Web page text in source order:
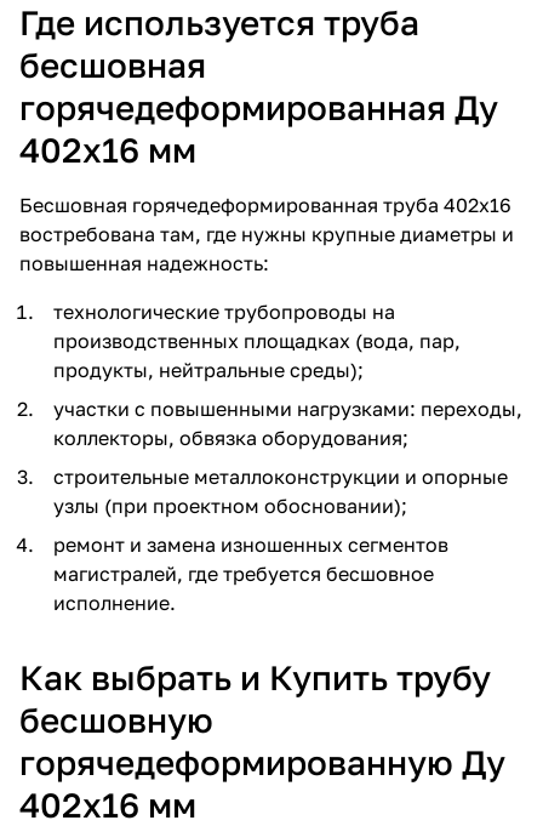
Где используется труба
бесшовная
горячедеформированная Ду
402х16 мм
Бесшовная горячедеформированная труба 402х16
востребована там, где нужны крупные диаметры и
повышенная надежность:
технологические трубопроводы на
производственных площадках (вода, пар,
продукты, нейтральные среды);
участки с повышенными нагрузками: переходы,
коллекторы, обвязка оборудования;
строительные металлоконструкции и опорные
узлы (при проектном обосновании);
ремонт и замена изношенных сегментов
магистралей, где требуется бесшовное
исполнение.
Как выбрать и Купить трубу
бесшовную
горячедеформированную Ду
402х16 мм